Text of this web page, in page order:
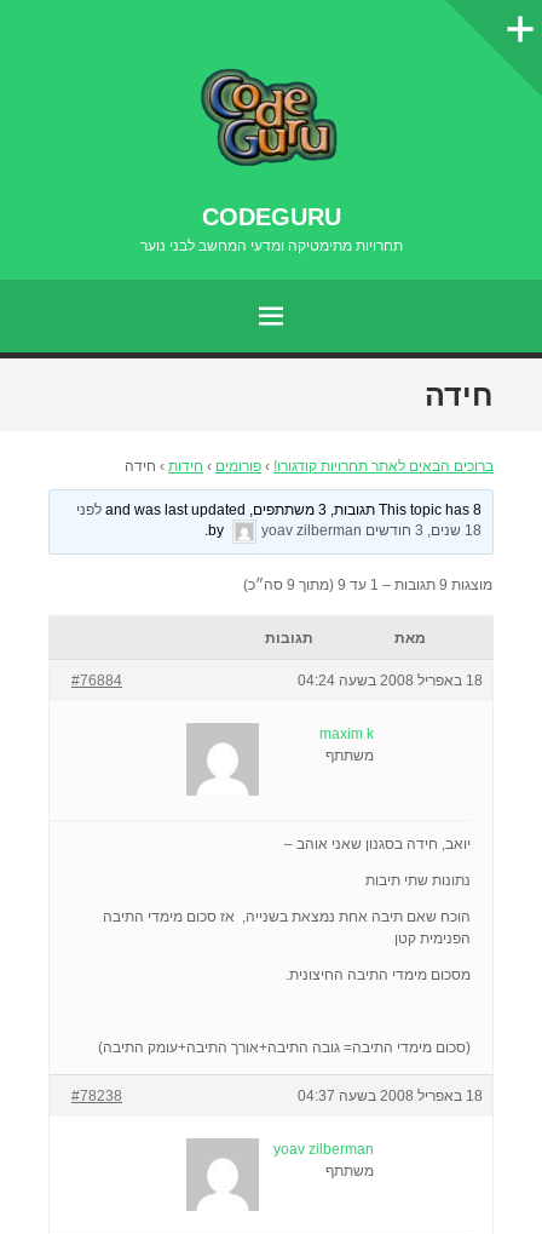
סרגל
CODEGURU
תחרויות מתימטיקה ומדעי המחשב לבני נוער
תפריט
דילוג
לתוכן
חידה
ברוכים הבאים לאתר תחרויות קודגורו! › פורומים › חידות › חידה
This topic has 8 תגובות, 3 משתתפים, and was last updated
לפני
18 שנים, 3 חודשים
yoav zilberman
.
מוצגות 9 תגובות – 1 עד 9 (מתוך 9 סה״כ)
מאת תגובות
18 באפריל 2008 בשעה 04:24 #76884
maxim k
משתתף
יואב, חידה בסגנון שאני אוהב –
נתונות שתי תיבות
הוכח שאם תיבה אחת נמצאת בשנייה, אז סכום מימדי התיבה
הפנימית קטן
מסכום מימדי התיבה החיצונית.
(סכום מימדי התיבה= גובה התיבה+אורך התיבה+עומק התיבה)
18 באפריל 2008 בשעה 04:37 #78238
yoav zilberman
משתתף